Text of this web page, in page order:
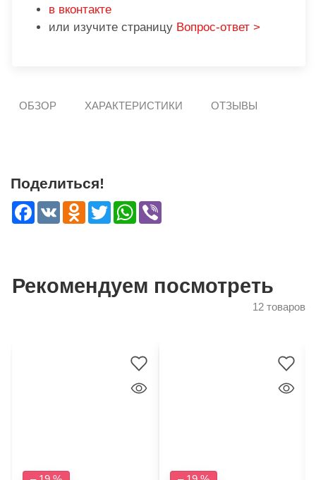
в вконтакте
или изучите страницу Вопрос-ответ >
ОБЗОР ХАРАКТЕРИСТИКИ ОТЗЫВЫ
Поделиться!
Facebook
VK Odnoklassniki
TwitterWhatsApp
Рекомендуем посмотреть
12 товаров